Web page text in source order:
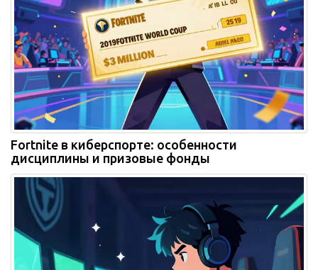
Fortnite в киберспорте: особенности
дисциплины и призовые фонды